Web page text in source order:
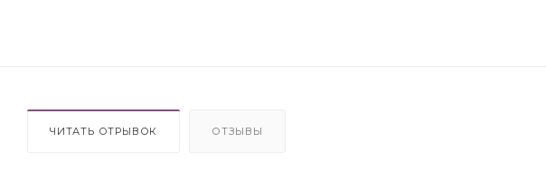
ЧИТАТЬ ОТРЫВОК ОТЗЫВЫ